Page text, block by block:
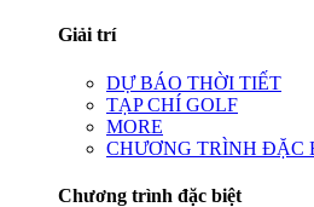
Giải trí
DỰ BÁO THỜI TIẾT
TẠP CHÍ GOLF
MORE
CHƯƠNG TRÌNH ĐẶC
Chương trình đặc biệt